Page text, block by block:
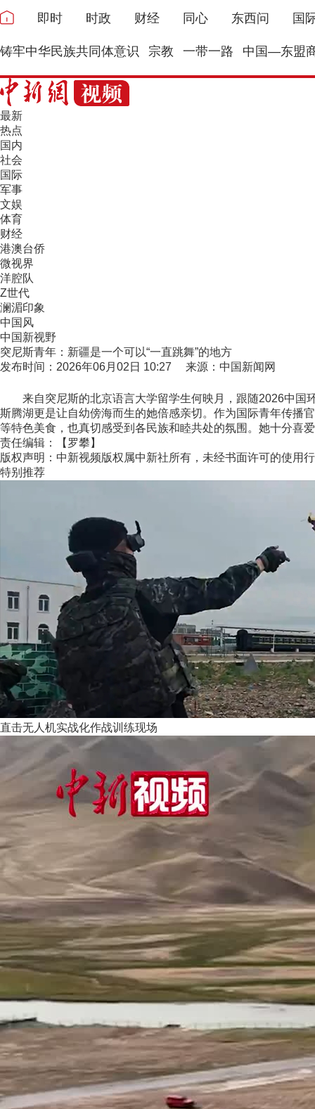
即时 时政 财经 同心 东西问 国
铸牢中华民族共同体意识 宗教 一带一路 中国—东盟
最新
热点
国内
社会
国际
军事
文娱
体育
财经
港澳台侨
微视界
洋腔队
Z世代
澜湄印象
中国风
中国新视野
突尼斯青年：新疆是一个可以“一直跳舞”的地方
发布时间：2026年06月02日 10:27 来源：中国新闻网
来自突尼斯的北京语言大学留学生何映月，跟随2026中国
斯腾湖更是让自幼傍海而生的她倍感亲切。作为国际青年传播
等特色美食，也真切感受到各民族和睦共处的氛围。她十分喜
责任编辑：【罗攀】
版权声明：中新视频版权属中新社所有，未经书面许可的使用
特别推荐
直击无人机实战化作战训练现场